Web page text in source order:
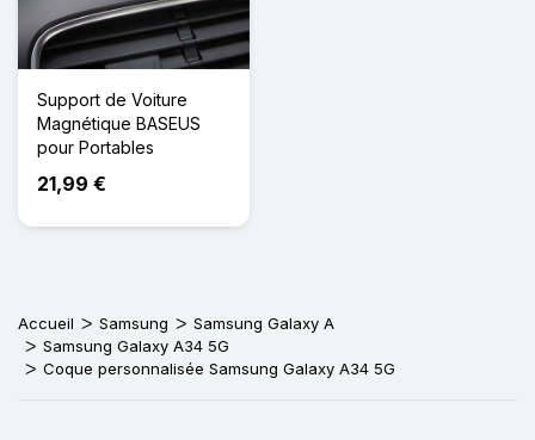
Support de Voiture
Magnétique BASEUS
pour Portables
21,99 €
Accueil Samsung
Samsung Galaxy A
Samsung Galaxy A34 5G
Coque personnalisée Samsung Galaxy A34 5G